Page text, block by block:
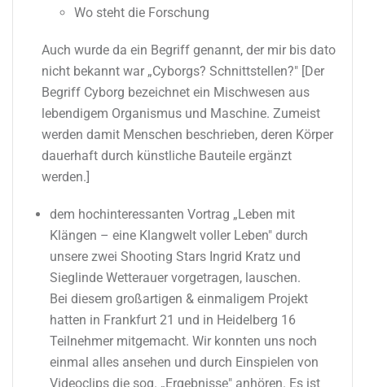
Wo steht die Forschung
Auch wurde da ein Begriff genannt, der mir bis dato
nicht bekannt war „Cyborgs? Schnittstellen?" [Der
Begriff Cyborg bezeichnet ein Mischwesen aus
lebendigem Organismus und Maschine. Zumeist
werden damit Menschen beschrieben, deren Körper
dauerhaft durch künstliche Bauteile ergänzt
werden.]​
​dem hochinteressanten Vortrag „Leben mit
Klängen – eine Klangwelt voller Leben" durch
unsere zwei Shooting Stars Ingrid Kratz und
Sieglinde Wetterauer vorgetragen, lauschen.
Bei diesem großartigen & einmaligem Projekt
hatten in Frankfurt 21 und in Heidelberg 16
Teilnehmer mitgemacht. Wir konnten uns noch
einmal alles ansehen und durch Einspielen von
Videoclips die sog. „Ergebnisse" anhören. Es ist